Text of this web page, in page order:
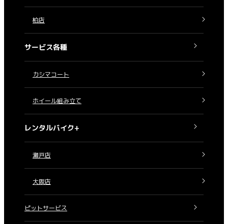
柏店
サービス各種
カシマコート
ホイール組み立て
レンタルバイク+
瀬戸店
大阪店
ピットサービス